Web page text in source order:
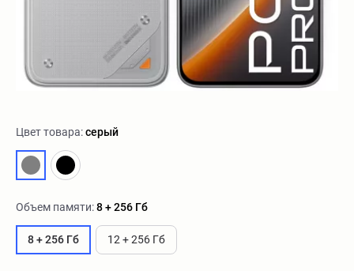
Цвет товара:серый
Объем памяти:8 + 256 Гб
8 + 256 Гб 12 + 256 Гб